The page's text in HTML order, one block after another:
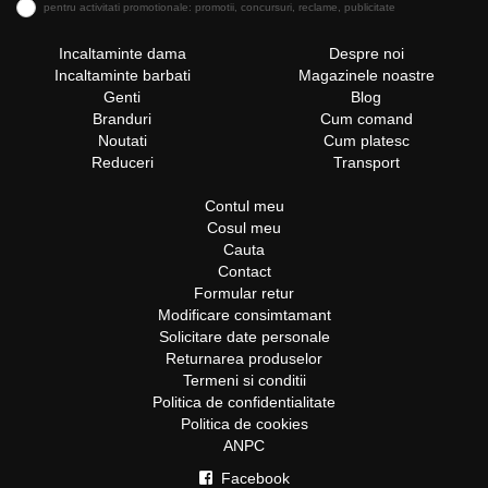
Descopera acum colectia noastra de pantofi dama
piele si achizitioneaza perechile tale favorite!
Comanda produse in valoare de peste 300 de Lei si
vei beneficia de transport gratuit. A venit momentul
sa iti completezi colectia de pantofi piele cu cele mai
pentru activitati promotionale: promotii, concursuri, reclame, publicitate
Incaltaminte dama
Incaltaminte barbati
Genti
Branduri
Noutati
Reduceri
Despre noi
Magazinele noastre
Blog
Cum comand
Cum platesc
Transport
Contul meu
Cosul meu
Cauta
Contact
Formular retur
Modificare consimtamant
Solicitare date personale
Returnarea produselor
Termeni si conditii
Politica de confidentialitate
Politica de cookies
ANPC
Facebook